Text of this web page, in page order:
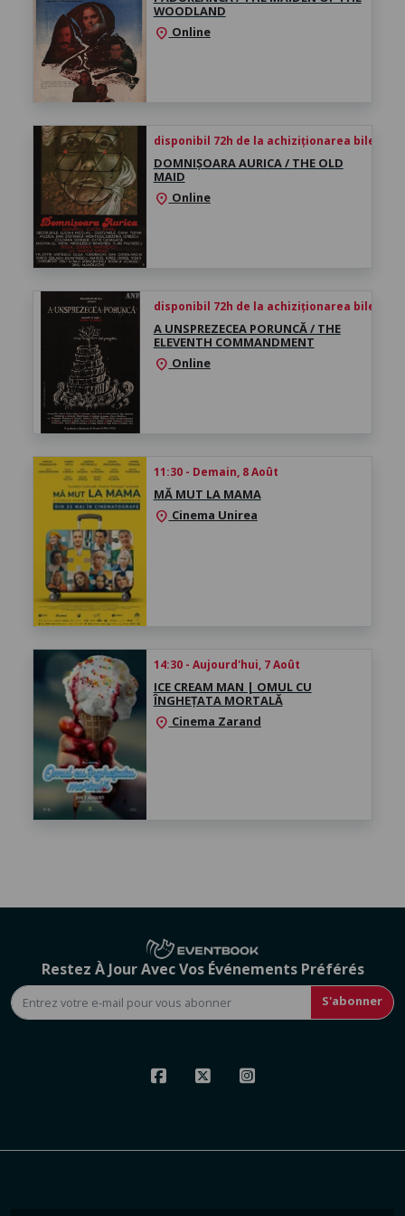
WOODLAND
location_on Online
disponibil 72h de la achiziționarea biletului
DOMNIȘOARA AURICA / THE OLD
MAID
location_on Online
disponibil 72h de la achiziționarea biletului
A UNSPREZECEA PORUNCĂ / THE
ELEVENTH COMMANDMENT
location_on Online
11:30 - Demain, 8 Août
MĂ MUT LA MAMA
location_on Cinema Unirea
14:30 - Aujourd'hui, 7 Août
ICE CREAM MAN | OMUL CU
ÎNGHEȚATA MORTALĂ
location_on Cinema Zarand
Restez À Jour Avec Vos Événements Préférés
S'abonner